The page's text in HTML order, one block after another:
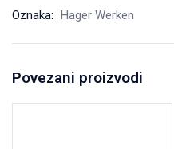
Oznaka: Hager Werken
Povezani proizvodi